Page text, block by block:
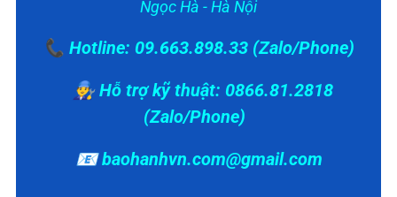
Ngọc Hà - Hà Nội
📞 Hotline: 09.663.898.33 (Zalo/Phone)
👨‍🔧 Hỗ trợ kỹ thuật: 0866.81.2818
(Zalo/Phone)
📧 baohanhvn.com@gmail.com